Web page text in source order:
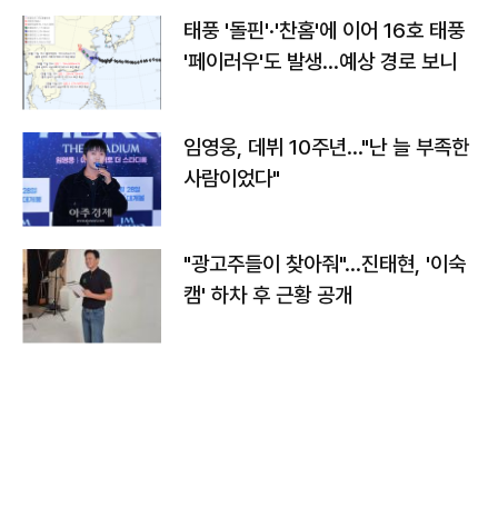
태풍 '돌핀'·'찬홈'에 이어 16호 태풍
'페이러우'도 발생…예상 경로 보니
임영웅, 데뷔 10주년…"난 늘 부족한
사람이었다"
"광고주들이 찾아줘"…진태현, '이숙
캠' 하차 후 근황 공개